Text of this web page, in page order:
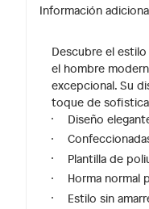
Información
Descubre el estilo
el hombre
excepcional. Su
toque de
Diseño
Plantilla de
Horma normal
Estilo sin